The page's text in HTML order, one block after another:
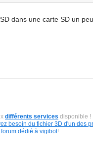
dans une carte SD un
différents services disponible !
besoin du fichier 3D d'un des
dédié à vigibot!